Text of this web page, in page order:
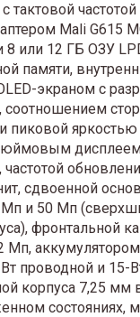
тактовой
Mali G615
8 или 12 ГБ ОЗУ
памяти,
экраном с
соотношением
пиковой яркостью
частотой
сдвоенной
и 50 Мп
фронтальной
Мп,
проводной и 15-
корпуса 7,25 мм
состояниях,